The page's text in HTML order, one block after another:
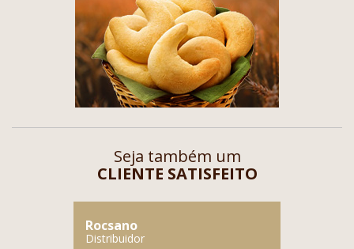
Seja também um
CLIENTE SATISFEITO
Rocsano
Distribuidor